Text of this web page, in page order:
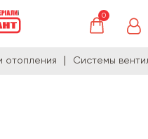
0
отопления Системы